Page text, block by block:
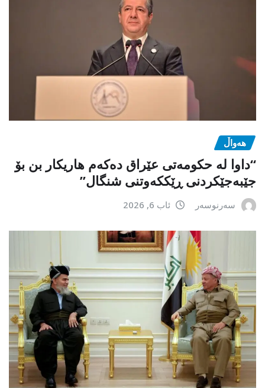
هەواڵ
“داوا لە حكومەتی عێراق دەكەم هاریكار بن بۆ
جێبەجێكردنی ڕێككەوتنی شنگال”
سەرنوسەر ئاب 6, 2026